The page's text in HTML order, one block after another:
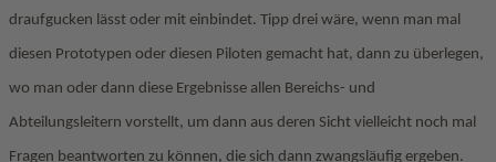
draufgucken lässt oder mit einbindet. Tipp drei wäre, wenn man mal
diesen Prototypen oder diesen Piloten gemacht hat, dann zu überlegen,
wo man oder dann diese Ergebnisse allen Bereichs- und
Abteilungsleitern vorstellt, um dann aus deren Sicht vielleicht noch mal
Fragen beantworten zu können, die sich dann zwangsläufig ergeben.